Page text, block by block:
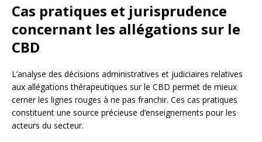
Cas pratiques et jurisprudence
concernant les allégations sur le
CBD
L’analyse des décisions administratives et judiciaires relatives
aux allégations thérapeutiques sur le CBD permet de mieux
cerner les lignes rouges à ne pas franchir. Ces cas pratiques
constituent une source précieuse d’enseignements pour les
acteurs du secteur.